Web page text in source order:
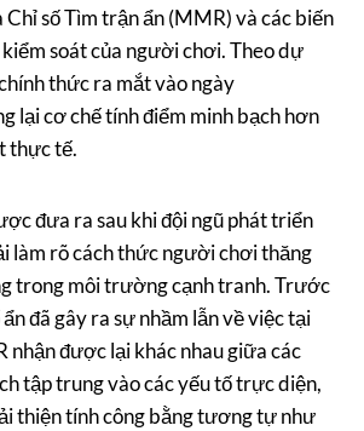
Chỉ số Tìm trận ẩn (MMR) và các biến
soát của người chơi. Theo dự
thức ra mắt vào ngày
lại cơ chế tính điểm minh bạch hơn
thực tế.
đưa ra sau khi đội ngũ phát triển
làm rõ cách thức người chơi thăng
trong môi trường cạnh tranh. Trước
đã gây ra sự nhầm lẫn về việc tại
nhận được lại khác nhau giữa các
tập trung vào các yếu tố trực diện,
thiện tính công bằng tương tự như